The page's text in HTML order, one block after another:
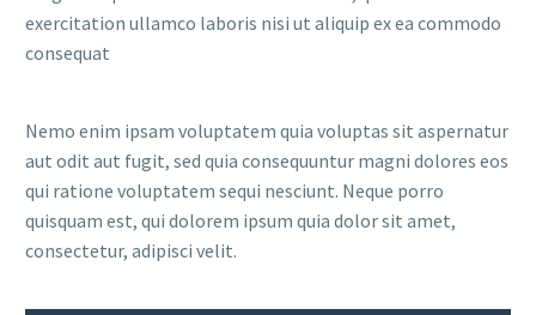
exercitation ullamco laboris nisi ut aliquip ex ea commodo
consequat
Nemo enim ipsam voluptatem quia voluptas sit aspernatur
aut odit aut fugit, sed quia consequuntur magni dolores eos
qui ratione voluptatem sequi nesciunt. Neque porro
quisquam est, qui dolorem ipsum quia dolor sit amet,
consectetur, adipisci velit.